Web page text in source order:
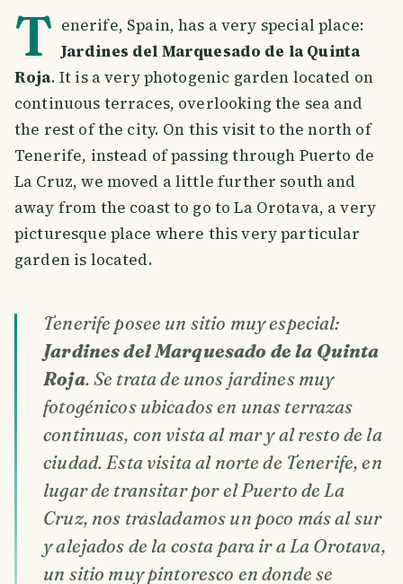
T enerife, Spain, has a very special place:
Jardines del Marquesado de la Quinta
Roja. It is a very photogenic garden located on
continuous terraces, overlooking the sea and
the rest of the city. On this visit to the north of
Tenerife, instead of passing through Puerto de
La Cruz, we moved a little further south and
away from the coast to go to La Orotava, a very
picturesque place where this very particular
garden is located.
Tenerife posee un sitio muy especial:
Jardines del Marquesado de la Quinta
Roja. Se trata de unos jardines muy
fotogénicos ubicados en unas terrazas
continuas, con vista al mar y al resto de la
ciudad. Esta visita al norte de Tenerife, en
lugar de transitar por el Puerto de La
Cruz, nos trasladamos un poco más al sur
y alejados de la costa para ir a La Orotava,
un sitio muy pintoresco en donde se